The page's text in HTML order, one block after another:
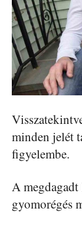
minden jelét
figyelembe.
A megdagadt
gyomorégés